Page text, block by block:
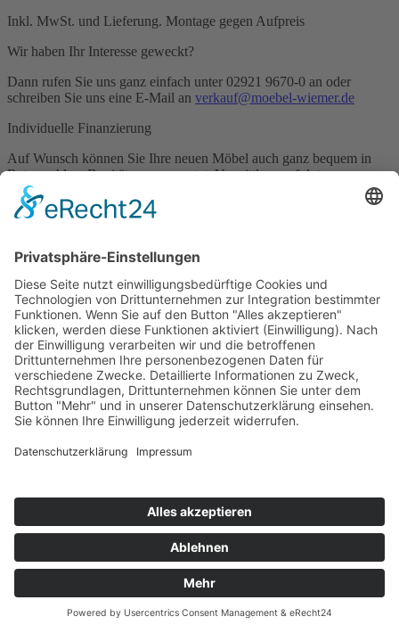
Inkl. MwSt. und Lieferung. Montage gegen Aufpreis
Wir haben Ihr Interesse geweckt?
Dann rufen Sie uns ganz einfach unter 02921 9670-0 an oder
schreiben Sie uns eine E-Mail an verkauf@moebel-wiemer.de
Individuelle Finanzierung
Auf Wunsch können Sie Ihre neuen Möbel auch ganz bequem in
Raten zahlen, Bonität vorausgesetzt. Vermittlung erfolgt
aussschließlich für den Kreditgeber TARGOBANK AG & Co.
KGaA, Harry-Epstein-Platz 5, 47051 Duisburg.
Name
Vorname
E-Mail
Betreff
Nachricht
Möbel Wiemer GmbH & Co. KG
Martin-Opitz-Straße 2
59494 Soest